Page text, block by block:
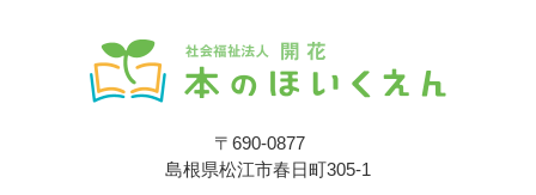
〒690-0877
島根県松江市春日町305-1